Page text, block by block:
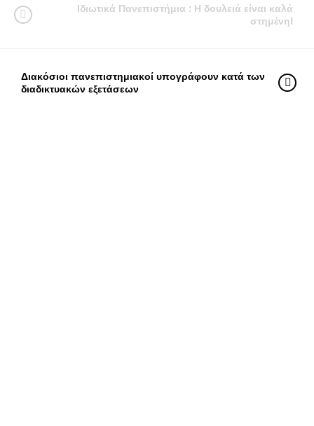
Ιδιωτικά Πανεπιστήμια : Η δουλειά είναι καλά
στημένη!
Διακόσιοι πανεπιστημιακοί υπογράφουν κατά των
διαδικτυακών εξετάσεων